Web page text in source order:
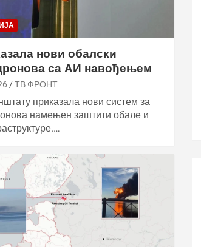
нови обалски
са АИ навођењем
ТВ ФРОНТ
приказала нови систем за
намењен заштити обале и